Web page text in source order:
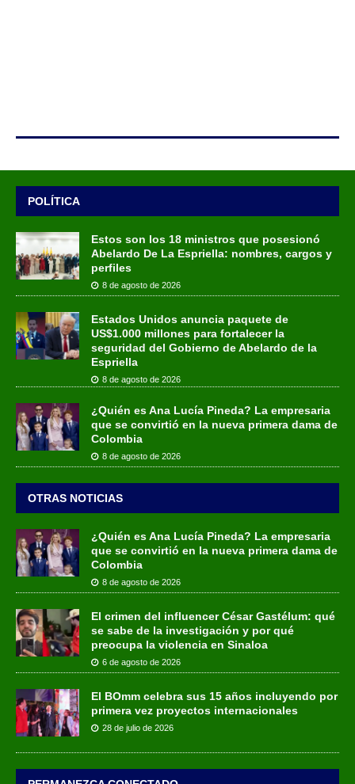
POLÍTICA
Estos son los 18 ministros que posesionó
Abelardo De La Espriella: nombres, cargos y
perfiles
8 de agosto de 2026
Estados Unidos anuncia paquete de
US$1.000 millones para fortalecer la
seguridad del Gobierno de Abelardo de la
Espriella
8 de agosto de 2026
¿Quién es Ana Lucía Pineda? La empresaria
que se convirtió en la nueva primera dama de
Colombia
8 de agosto de 2026
OTRAS NOTICIAS
¿Quién es Ana Lucía Pineda? La empresaria
que se convirtió en la nueva primera dama de
Colombia
8 de agosto de 2026
El crimen del influencer César Gastélum: qué
se sabe de la investigación y por qué
preocupa la violencia en Sinaloa
6 de agosto de 2026
El BOmm celebra sus 15 años incluyendo por
primera vez proyectos internacionales
28 de julio de 2026